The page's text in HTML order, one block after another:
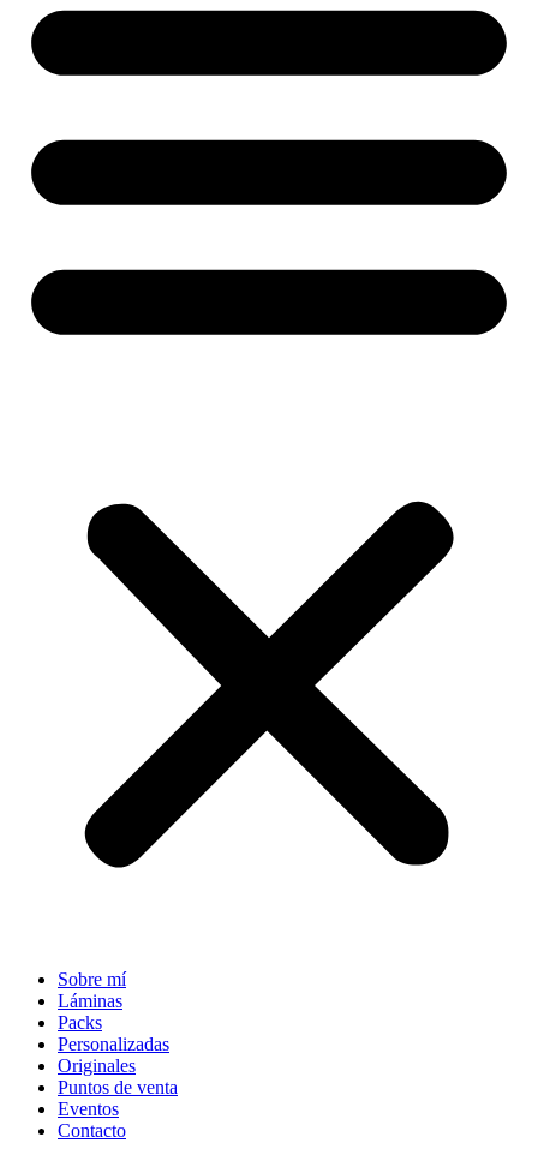
Sobre mí
Láminas
Packs
Personalizadas
Originales
Puntos de venta
Eventos
Contacto